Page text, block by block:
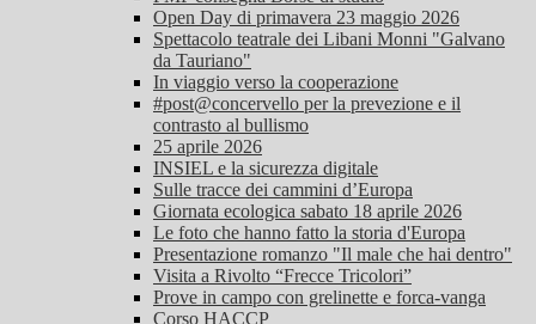
Open Day di primavera 23 maggio 2026
Spettacolo teatrale dei Libani Monni "Galvano
da Tauriano"
In viaggio verso la cooperazione
#post@concervello per la prevezione e il
contrasto al bullismo
25 aprile 2026
INSIEL e la sicurezza digitale
Sulle tracce dei cammini d’Europa
Giornata ecologica sabato 18 aprile 2026
Le foto che hanno fatto la storia d'Europa
Presentazione romanzo "Il male che hai dentro"
Visita a Rivolto “Frecce Tricolori”
Prove in campo con grelinette e forca-vanga
Corso HACCP